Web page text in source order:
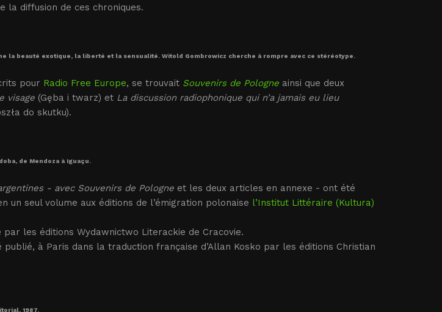
la diffusion de ces chroniques.
la beauté exotique, la liberté et la sensualité. Witold Gombrowicz cherche à rompre avec ce stéréotype.
pour Radio Free Europe, se trouvait Souvenirs de Pologneainsi que deux
visage(Gęba i twarz) et La discussion radiophonique qui n’a jamais eu lieu
do skutku).
de Mendoza à Iguaçu.
- avec Souvenirs de Pologneet les deux articles en annexe - ont été
un seul volume aux éditions de l’émigration polonaise l’Institut Littéraire (Kultura)
les éditions Wydawnictwo Literackie de Cracovie.
à Paris dans la traduction française d’Allan Kosko par les éditions Christian
1987.